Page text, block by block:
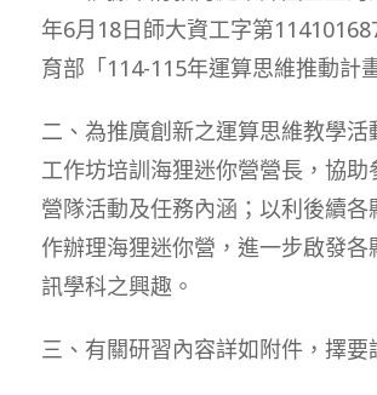
年6月18日師大資工字第
育部「114-115年運算思維推動計
二、為推廣創新之運算思維教學活
工作坊培訓海狸迷你營營長，協助
營隊活動及任務內涵；以利後續各
作辦理海狸迷你營，進一步啟發各
訊學科之興趣。
三、有關研習內容詳如附件，擇要